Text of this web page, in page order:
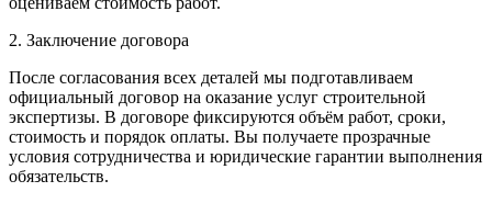
2. Заключение договора
После согласования всех деталей мы подготавливаем
официальный договор на оказание услуг строительной
экспертизы. В договоре фиксируются объём работ, сроки,
стоимость и порядок оплаты. Вы получаете прозрачные
условия сотрудничества и юридические гарантии выполнения
обязательств.